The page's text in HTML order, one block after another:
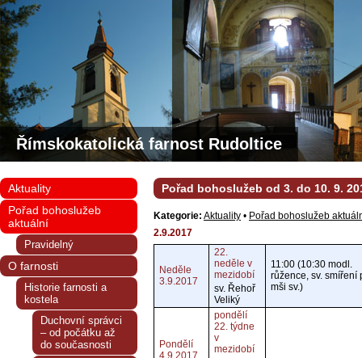
Římskokatolická farnost Rudoltice
Pořad bohoslužeb od 3. do 10. 9.
Kategorie: Aktuality • Pořad bohoslužeb
2.9.2017
Neděle
3.9.2017
22.
neděle v
mezidobí
sv. Řehoř
Veliký
11:00 (10:30 modl.
růžence, sv. smíření
mši sv.)
Pondělí
4.9.2017
pondělí
22. týdne
v
mezidobí
Aktuality
Pořad bohoslužeb
aktuální
Pravidelný
O farnosti
Historie farnosti a
kostela
Duchovní správci
– od počátku až
do současnosti